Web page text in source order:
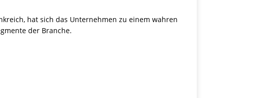
hat sich das Unternehmen zu einem wahren
der Branche.